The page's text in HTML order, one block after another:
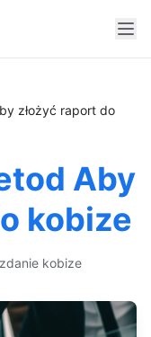
złożyć raport do
Aby
kobize
kobize